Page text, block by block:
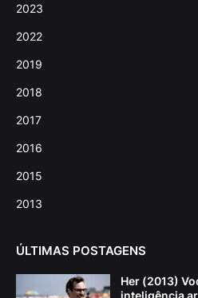
2023
2022
2019
2018
2017
2016
2015
2013
ÚLTIMAS POSTAGENS
Her (2013)
inteligência